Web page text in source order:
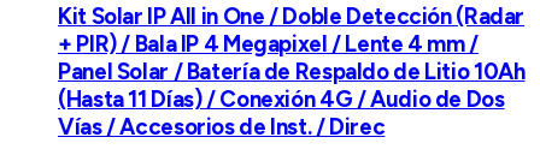
Kit Solar IP All in One / Doble Detección (Radar
+ PIR) / Bala IP 4 Megapixel / Lente 4 mm /
Panel Solar / Batería de Respaldo de Litio 10Ah
(Hasta 11 Días) / Conexión 4G / Audio de Dos
Vías / Accesorios de Inst. / Direc